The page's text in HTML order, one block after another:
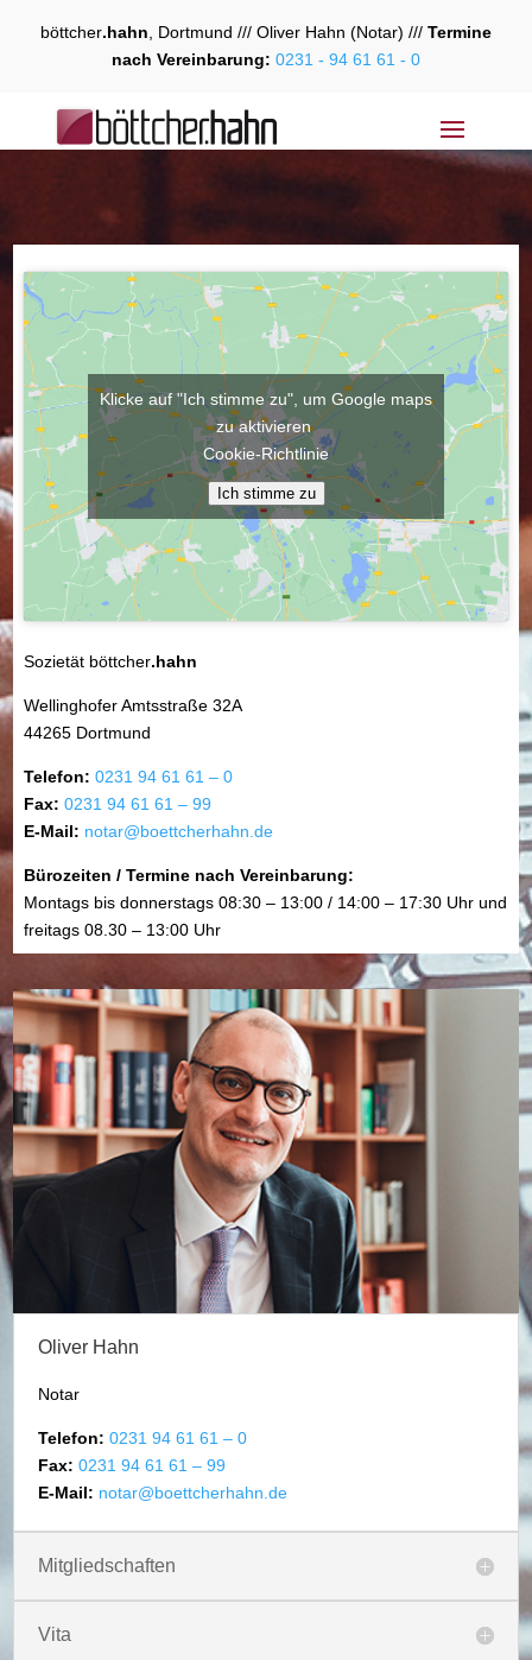
böttcher.hahn , Dortmund /// Oliver Hahn (Notar) /// Termine
nach Vereinbarung: 0231 - 94 61 61 - 0
Klicke auf "Ich stimme zu", um Google maps
zu aktivieren
Cookie-Richtlinie
Ich stimme zu
Sozietät böttcher.hahn
Wellinghofer Amtsstraße 32A
44265 Dortmund
Telefon: 0231 94 61 61 – 0
Fax: 0231 94 61 61 – 99
E-Mail: notar@boettcherhahn.de
Bürozeiten / Termine nach Vereinbarung:
Montags bis donnerstags 08:30 – 13:00 / 14:00 – 17:30 Uhr und
freitags 08.30 – 13:00 Uhr
Oliver Hahn
Notar
Telefon: 0231 94 61 61 – 0
Fax: 0231 94 61 61 – 99
E-Mail: notar@boettcherhahn.de
Mitgliedschaften
Vita